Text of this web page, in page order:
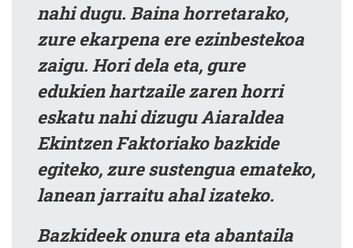
nahi dugu. Baina horretarako,
zure ekarpena ere ezinbestekoa
zaigu. Hori dela eta, gure
edukien hartzaile zaren horri
eskatu nahi dizugu Aiaraldea
Ekintzen Faktoriako bazkide
egiteko, zure sustengua emateko,
lanean jarraitu ahal izateko.
Bazkideek onura eta abantaila